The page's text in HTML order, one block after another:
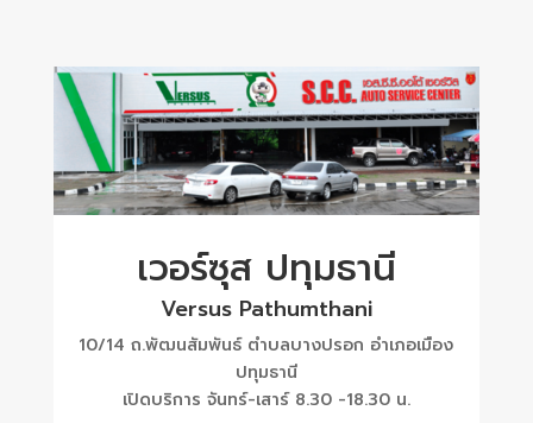
เวอร์ซุส ปทุมธานี
Versus Pathumthani
10/14 ถ.พัฒนสัมพันธ์ ตำบลบางปรอก อำเภอเมือง
ปทุมธานี
เปิดบริการ จันทร์-เสาร์ 8.30 -18.30 น.